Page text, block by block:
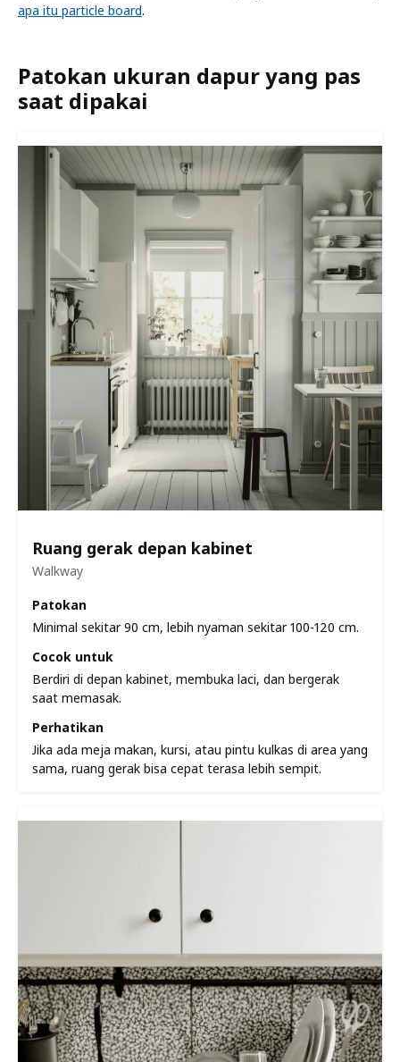
apa itu particle board.
Patokan ukuran dapur yang pas
saat dipakai
Ruang gerak depan kabinet
Walkway
Patokan
Minimal sekitar 90 cm, lebih nyaman sekitar 100-120 cm.
Cocok untuk
Berdiri di depan kabinet, membuka laci, dan bergerak
saat memasak.
Perhatikan
Jika ada meja makan, kursi, atau pintu kulkas di area yang
sama, ruang gerak bisa cepat terasa lebih sempit.